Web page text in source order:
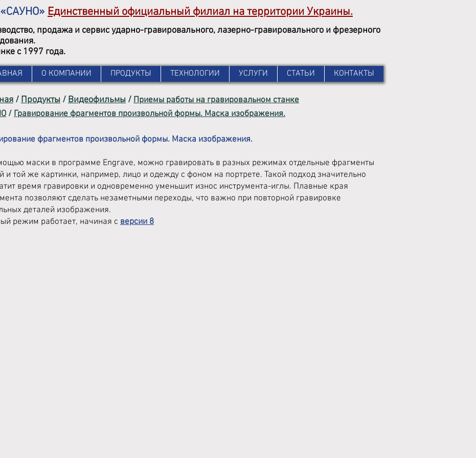
Единственный официальный филиал натерриторииУкраины.
продажа и сервис ударно-гравировального, лазерно-гравировального и фрезерного
с 1997 года.
О КОМПАНИИ ПРОДУКТЫ ТЕХНОЛОГИИ УСЛУГИ СТАТЬИ КОНТАКТЫ
/ Продукты / Видеофильмы / Приемы работы на гравировальном станке
/ Гравирование фрагментов произвольной формы. Маска изображения.
фрагментов произвольной формы. Маска изображения.
маски в программе Engrave, можно гравировать в разных режимах отдельные фрагменты
и той же картинки, например, лицо и одежду с фоном на портрете. Такой подход значительно
время гравировки и одновременно уменьшит износ инструмента-иглы. Плавные края
позволяют сделать незаметными переходы, что важно при повторной гравировке
деталей изображения.
режим работает, начиная с версии 8